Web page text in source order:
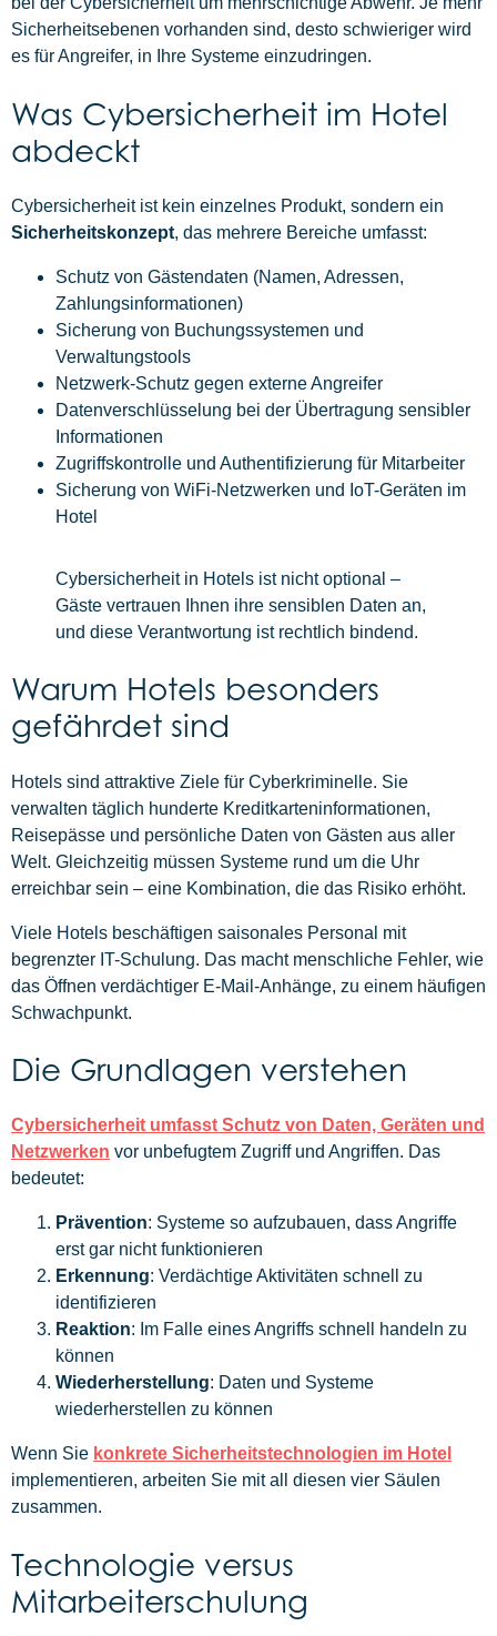
Sicherheitsebenen vorhanden sind, desto schwieriger wird
es für Angreifer, in Ihre Systeme einzudringen.
Was Cybersicherheit im Hotel
abdeckt
Cybersicherheit ist kein einzelnes Produkt, sondern ein
Sicherheitskonzept, das mehrere Bereiche umfasst:
Schutz von Gästendaten (Namen, Adressen,
Zahlungsinformationen)
Sicherung von Buchungssystemen und
Verwaltungstools
Netzwerk-Schutz gegen externe Angreifer
Datenverschlüsselung bei der Übertragung sensibler
Informationen
Zugriffskontrolle und Authentifizierung für Mitarbeiter
Sicherung von WiFi-Netzwerken und IoT-Geräten im
Hotel
Cybersicherheit in Hotels ist nicht optional –
Gäste vertrauen Ihnen ihre sensiblen Daten an,
und diese Verantwortung ist rechtlich bindend.
Warum Hotels besonders
gefährdet sind
Hotels sind attraktive Ziele für Cyberkriminelle. Sie
verwalten täglich hunderte Kreditkarteninformationen,
Reisepässe und persönliche Daten von Gästen aus aller
Welt. Gleichzeitig müssen Systeme rund um die Uhr
erreichbar sein – eine Kombination, die das Risiko erhöht.
Viele Hotels beschäftigen saisonales Personal mit
begrenzter IT-Schulung. Das macht menschliche Fehler, wie
das Öffnen verdächtiger E-Mail-Anhänge, zu einem häufigen
Schwachpunkt.
Die Grundlagen verstehen
Cybersicherheit umfasst Schutz von Daten, Geräten und
Netzwerken vor unbefugtem Zugriff und Angriffen. Das
bedeutet:
Prävention: Systeme so aufzubauen, dass Angriffe
erst gar nicht funktionieren
Erkennung: Verdächtige Aktivitäten schnell zu
identifizieren
Reaktion: Im Falle eines Angriffs schnell handeln zu
können
Wiederherstellung: Daten und Systeme
wiederherstellen zu können
Wenn Sie konkrete Sicherheitstechnologien im Hotel
implementieren, arbeiten Sie mit all diesen vier Säulen
zusammen.
Technologie versus
Mitarbeiterschulung